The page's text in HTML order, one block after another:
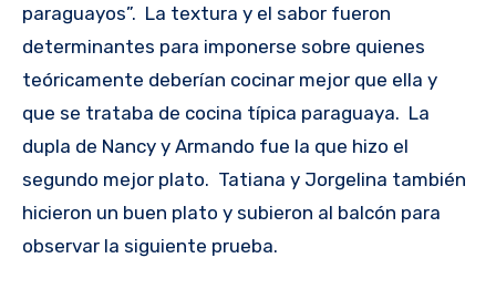
paraguayos”. La textura y el sabor fueron
determinantes para imponerse sobre quienes
teóricamente deberían cocinar mejor que ella y
que se trataba de cocina típica paraguaya. La
dupla de Nancy y Armando fue la que hizo el
segundo mejor plato. Tatiana y Jorgelina también
hicieron un buen plato y subieron al balcón para
observar la siguiente prueba.